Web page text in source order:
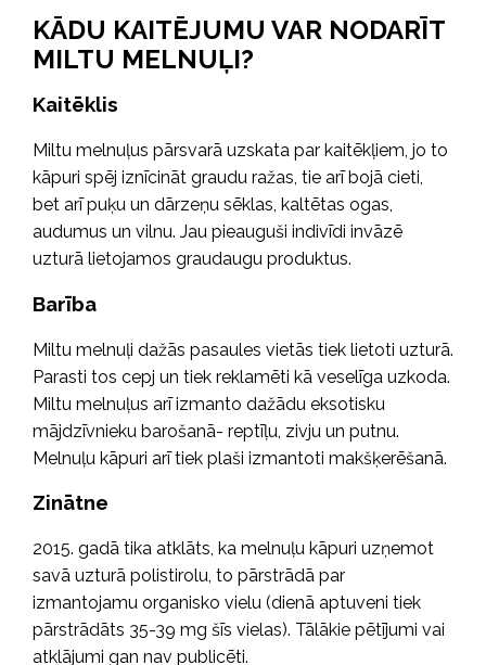
KĀDU KAITĒJUMU VAR NODARĪT
MILTU MELNUĻI?
Kaitēklis
Miltu melnuļus pārsvarā uzskata par kaitēkļiem, jo to
kāpuri spēj iznīcināt graudu ražas, tie arī bojā cieti,
bet arī puķu un dārzeņu sēklas, kaltētas ogas,
audumus un vilnu. Jau pieauguši indivīdi invāzē
uzturā lietojamos graudaugu produktus.
Barība
Miltu melnuļi dažās pasaules vietās tiek lietoti uzturā.
Parasti tos cepj un tiek reklamēti kā veselīga uzkoda.
Miltu melnuļus arī izmanto dažādu eksotisku
mājdzīvnieku barošanā- reptīļu, zivju un putnu.
Melnuļu kāpuri arī tiek plaši izmantoti makšķerēšanā.
Zinātne
2015. gadā tika atklāts, ka melnuļu kāpuri uzņemot
savā uzturā polistirolu, to pārstrādā par
izmantojamu organisko vielu (dienā aptuveni tiek
pārstrādāts 35-39 mg šīs vielas). Tālākie pētījumi vai
atklājumi gan nav publicēti.